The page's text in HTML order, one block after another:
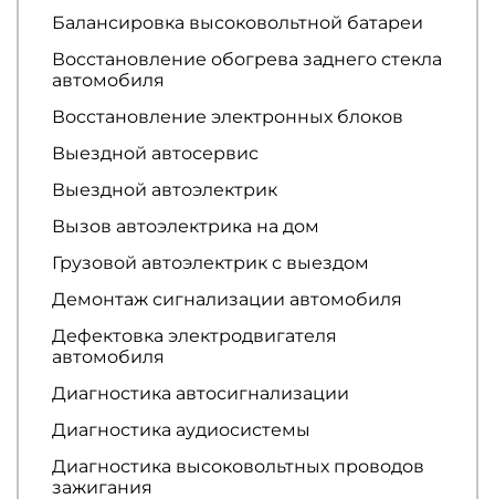
Балансировка высоковольтной батареи
Восстановление обогрева заднего стекла
автомобиля
Восстановление электронных блоков
Выездной автосервис
Выездной автоэлектрик
Вызов автоэлектрика на дом
Грузовой автоэлектрик с выездом
Демонтаж сигнализации автомобиля
Дефектовка электродвигателя
автомобиля
Диагностика автосигнализации
Диагностика аудиосистемы
Диагностика высоковольтных проводов
зажигания